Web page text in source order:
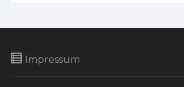
Impressum